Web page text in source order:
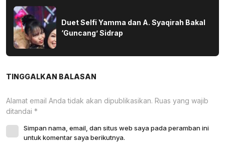
Duet Selfi Yamma dan A. Syaqirah Bakal
‘Guncang’ Sidrap
TINGGALKAN BALASAN
Alamat email Anda tidak akan dipublikasikan. Ruas yang wajib
ditandai *
Simpan nama, email, dan situs web saya pada peramban ini
untuk komentar saya berikutnya.